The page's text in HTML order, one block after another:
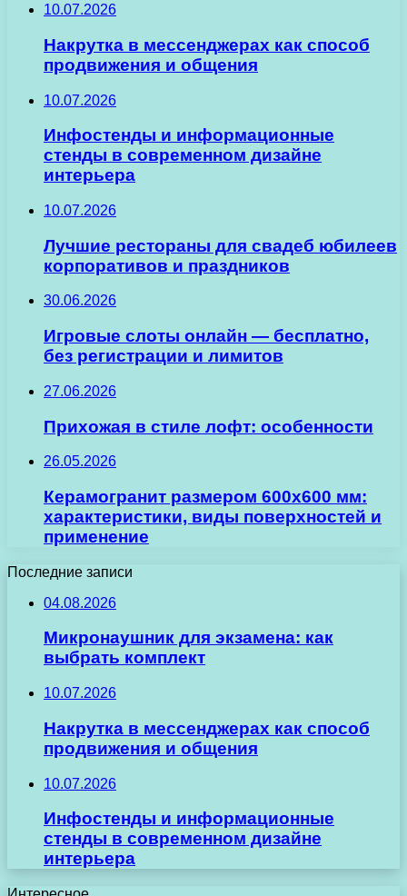
10.07.2026
Накрутка в мессенджерах как способ
продвижения и общения
10.07.2026
Инфостенды и информационные
стенды в современном дизайне
интерьера
10.07.2026
Лучшие рестораны для свадеб юбилеев
корпоративов и праздников
30.06.2026
Игровые слоты онлайн — бесплатно,
без регистрации и лимитов
27.06.2026
Прихожая в стиле лофт: особенности
26.05.2026
Керамогранит размером 600х600 мм:
характеристики, виды поверхностей и
применение
Последние записи
04.08.2026
Микронаушник для экзамена: как
выбрать комплект
10.07.2026
Накрутка в мессенджерах как способ
продвижения и общения
10.07.2026
Инфостенды и информационные
стенды в современном дизайне
интерьера